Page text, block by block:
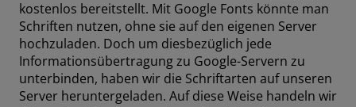
kostenlos bereitstellt. Mit Google Fonts könnte man
Schriften nutzen, ohne sie auf den eigenen Server
hochzuladen. Doch um diesbezüglich jede
Informationsübertragung zu Google-Servern zu
unterbinden, haben wir die Schriftarten auf unseren
Server heruntergeladen. Auf diese Weise handeln wir